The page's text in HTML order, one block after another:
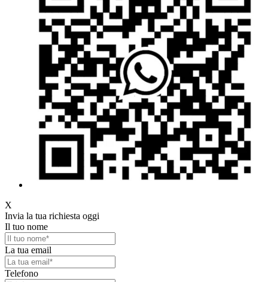
X
Invia la tua richiesta oggi
Il tuo nome
La tua email
Telefono